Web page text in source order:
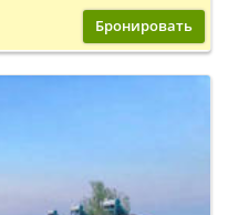
Бронировать